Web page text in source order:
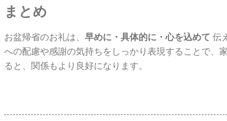
まとめ
お盆帰省のお礼は、 早めに・具体的に・心を込めて 伝
への配慮や感謝の気持ちをしっかり表現することで、
ると、関係もより良好になります。